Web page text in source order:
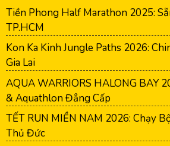
Tiền Phong Half Marathon 2025:
TP.HCM
Kon Ka Kinh Jungle Paths 2026:
Gia Lai
AQUA WARRIORS HALONG BAY
& Aquathlon Đẳng Cấp
TẾT RUN MIỀN NAM 2026: Chạy
Thủ Đức